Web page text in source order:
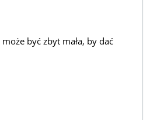
być zbyt mała, by dać